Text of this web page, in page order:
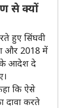
से क्यों
हुए सिंघवी
और 2018 में
के आदेश दे
कि ऐसे
करते